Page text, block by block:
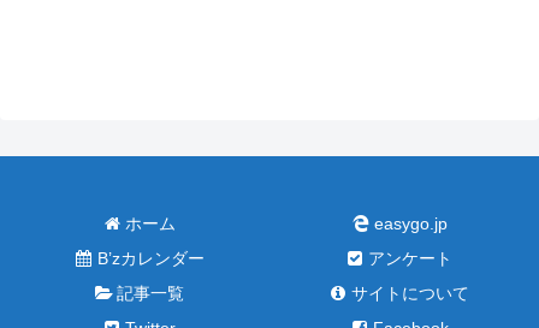
ホーム
easygo.jp
B’zカレンダー
アンケート
記事一覧
サイトについて